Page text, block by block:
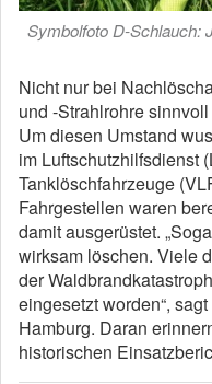
Symbolfoto D-Schlauch:
Nicht nur bei
und -Strahlrohre
Um diesen Umstand
im Luftschutzhilfsdienst
Tanklöschfahrzeuge
Fahrgestellen waren
damit ausgerüstet.
wirksam löschen. Viele
der
eingesetzt worden“,
Hamburg. Daran
historischen